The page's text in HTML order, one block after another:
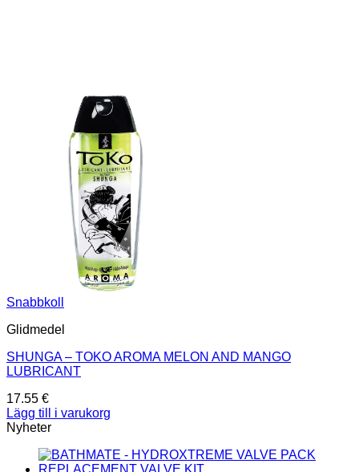
Snabbkoll
Glidmedel
SHUNGA – TOKO AROMA MELON AND MANGO
LUBRICANT
17.55 €
Lägg till i varukorg
Nyheter